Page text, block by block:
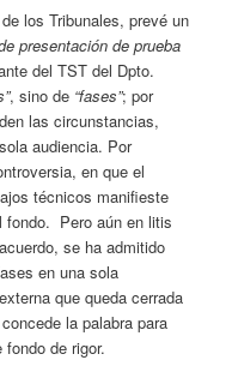
los Tribunales, prevé un
presentación de prueba
del TST del Dpto.
, sino de “fases”; por
las circunstancias,
audiencia. Por
en que el
técnicos manifieste
fondo. Pero aún en litis
se ha admitido
en una sola
que queda cerrada
la palabra para
de rigor.